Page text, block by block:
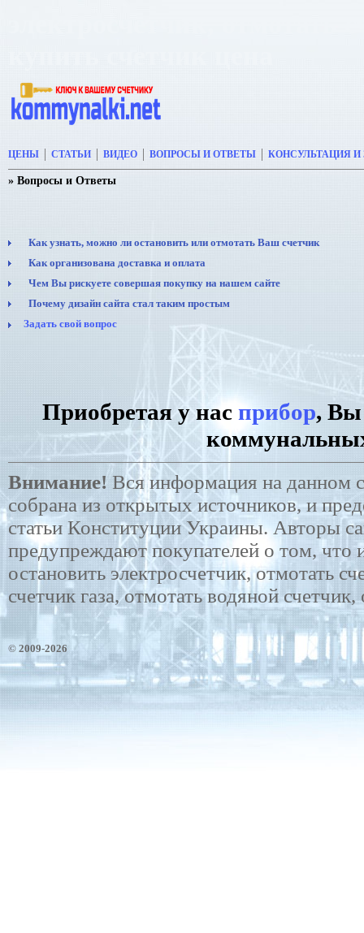
ЦЕНЫ СТАТЬИ ВИДЕО ВОПРОСЫ И ОТВЕТЫ КОНСУЛЬТАЦИЯ И
» Вопросы и Ответы
Как узнать, можно ли остановить или отмотать Ваш счетчик
Как организована доставка и оплата
Чем Вы рискуете совершая покупку на нашем сайте
Почему дизайн сайта стал таким простым
Задать свой вопрос
Приобретая у нас прибор, Вы
Внимание!Вся информация на данном
собрана из открытых источников, и
статьи Конституции Украины. Авторы
предупреждают покупателей о том, что
остановить электросчетчик, отмотать
счетчик газа, отмотать водяной
© 2009-2026